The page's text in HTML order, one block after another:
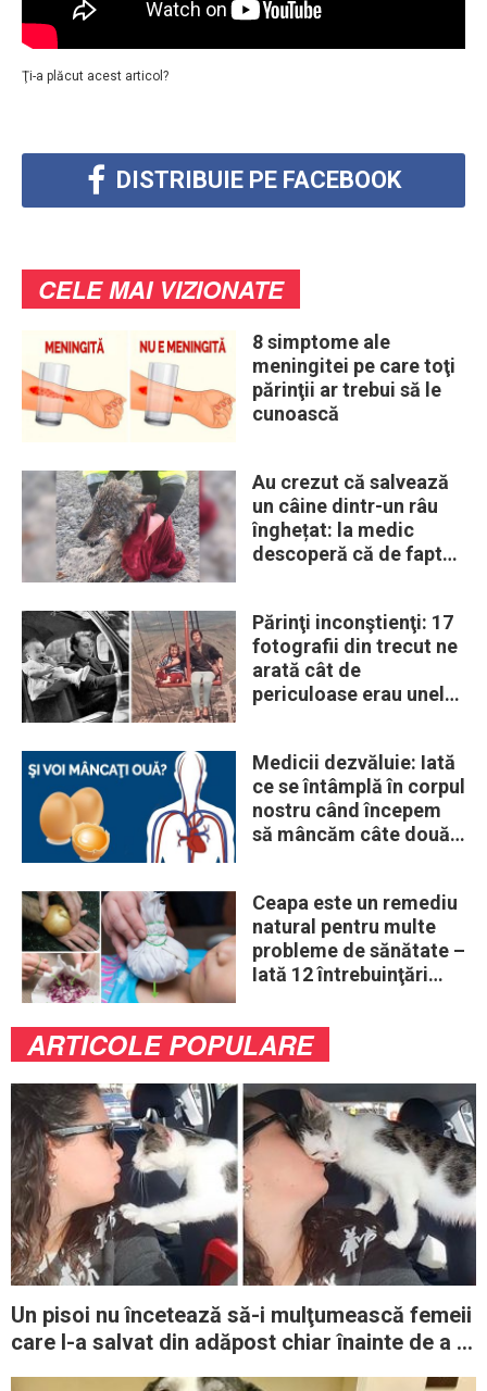
Ţi-a plăcut acest articol?
DISTRIBUIE PE FACEBOOK
CELE MAI VIZIONATE
8 simptome ale
meningitei pe care toţi
părinţii ar trebui să le
cunoască
Au crezut că salvează
un câine dintr-un râu
înghețat: la medic
descoperă că de fapt
Părinţi inconştienţi: 17
fotografii din trecut ne
arată cât de
periculoase erau unele
Medicii dezvăluie: Iată
ce se întâmplă în corpul
nostru când începem
să mâncăm câte două
Ceapa este un remediu
natural pentru multe
probleme de sănătate –
Iată 12 întrebuinţări
ARTICOLE POPULARE
Un pisoi nu încetează să-i mulţumească femeii
care l-a salvat din adăpost chiar înainte de a fi